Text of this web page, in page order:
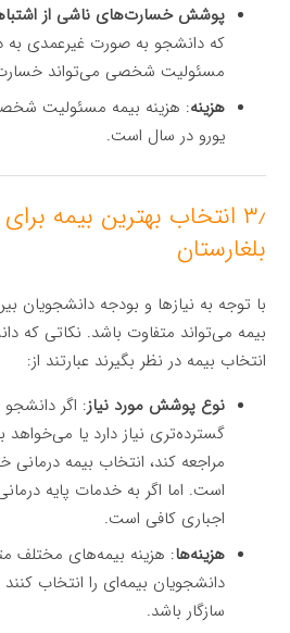
پوشش خسارت‌های ناشی از
که دانشجو به صورت غیرعمدی به
مسئولیت شخصی می‌تواند
هزینه
یورو در سال است.
۳٫ انتخاب بهترین بیمه
بلغارستان
با توجه به نیازها و بودجه دانشجویان
بیمه می‌تواند متفاوت باشد. نکاتی که
انتخاب بیمه در نظر بگیرند عبارتند از:
نوع پوشش مورد نیاز: اگر
گسترده‌تری نیاز دارد یا
مراجعه کند، انتخاب بیمه
است. اما اگر به خدمات پایه درمانی
اجباری کافی است.
هزینه‌ها: هزینه بیمه‌های مختلف
دانشجویان بیمه‌ای را انتخاب
سازگار باشد.